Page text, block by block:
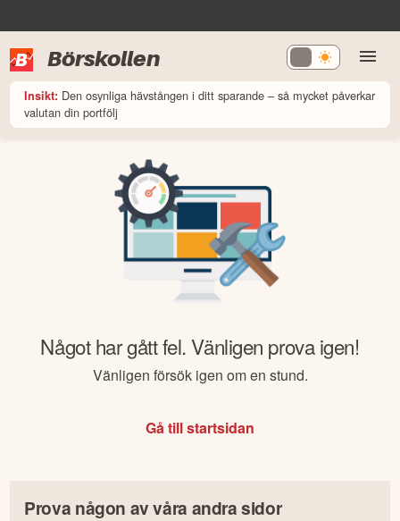
Börskollen
Insikt: Den osynliga hävstången i ditt sparande – så mycket påverkar
valutan din portfölj
Något har gått fel. Vänligen prova igen!
Vänligen försök igen om en stund.
Gå till startsidan
Prova någon av våra andra sidor